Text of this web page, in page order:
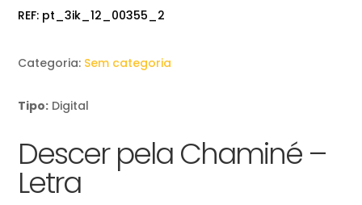
REF: pt_3ik_12_00355_2
Categoria: Sem categoria
Tipo: Digital
Descer pela Chaminé –
Letra